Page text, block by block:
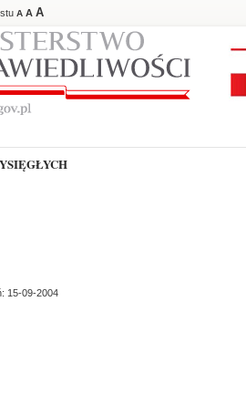
A A A
15-09-2004